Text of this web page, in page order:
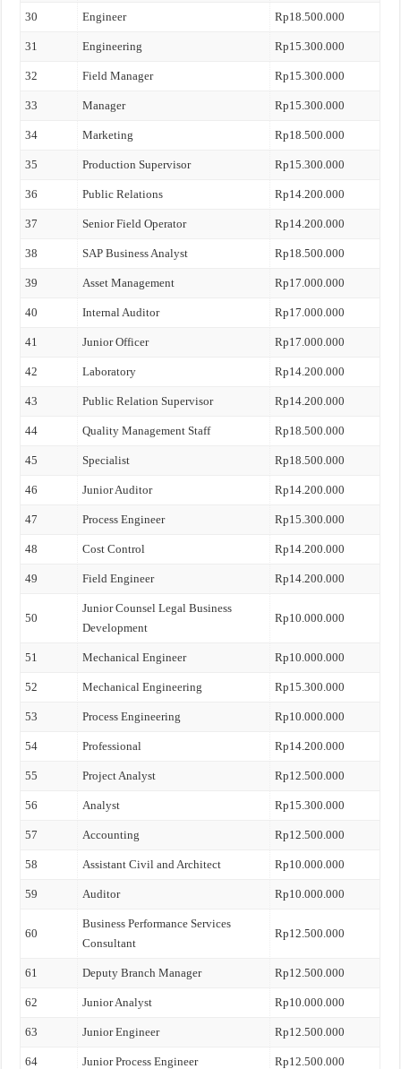
30 Engineer Rp18.500.000
31 Engineering Rp15.300.000
32 Field Manager Rp15.300.000
33 Manager Rp15.300.000
34 Marketing Rp18.500.000
35 Production Supervisor Rp15.300.000
36 Public Relations Rp14.200.000
37 Senior Field Operator Rp14.200.000
38 SAP Business Analyst Rp18.500.000
39 Asset Management Rp17.000.000
40 Internal Auditor Rp17.000.000
41 Junior Officer Rp17.000.000
42 Laboratory Rp14.200.000
43 Public Relation Supervisor Rp14.200.000
44 Quality Management Staff Rp18.500.000
45 Specialist Rp18.500.000
46 Junior Auditor Rp14.200.000
47 Process Engineer Rp15.300.000
48 Cost Control Rp14.200.000
49 Field Engineer Rp14.200.000
50
Junior Counsel Legal Business
Development
Rp10.000.000
51 Mechanical Engineer Rp10.000.000
52 Mechanical Engineering Rp15.300.000
53 Process Engineering Rp10.000.000
54 Professional Rp14.200.000
55 Project Analyst Rp12.500.000
56 Analyst Rp15.300.000
57 Accounting Rp12.500.000
58 Assistant Civil and Architect Rp10.000.000
59 Auditor Rp10.000.000
60
Business Performance Services
Consultant
Rp12.500.000
61 Deputy Branch Manager Rp12.500.000
62 Junior Analyst Rp10.000.000
63 Junior Engineer Rp12.500.000
64 Junior Process Engineer Rp12.500.000